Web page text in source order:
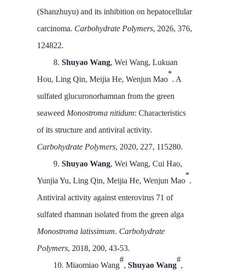
(Shanzhuyu) and its inhibition on hepatocellular
carcinoma. Carbohydrate Polymers, 2026, 376,
124822.
8. Shuyao Wang, Wei Wang, Lukuan
Hou, Ling Qin, Meijia He, Wenjun Mao
*
. A
sulfated glucuronorhamnan from the green
seaweed Monostroma nitidum: Characteristics
of its structure and antiviral activity.
Carbohydrate Polymers, 2020, 227, 115280.
9. Shuyao Wang, Wei Wang, Cui Hao,
Yunjia Yu, Ling Qin, Meijia He, Wenjun Mao
*
.
Antiviral activity against enterovirus 71 of
sulfated rhamnan isolated from the green alga
Monostroma latissimum. Carbohydrate
Polymers, 2018, 200, 43-53.
10. Miaomiao Wang
#
, Shuyao Wang
#
,